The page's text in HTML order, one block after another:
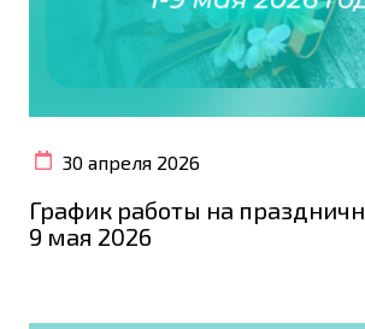
30 апреля 2026
График работы на
9 мая 2026